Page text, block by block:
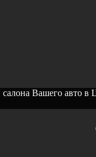
салона Вашего авто